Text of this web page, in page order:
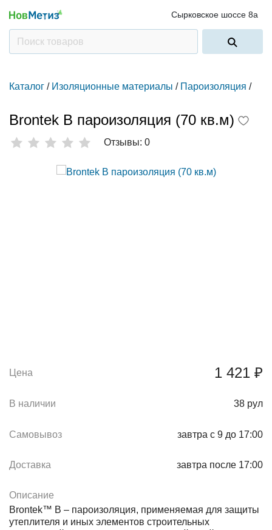
Сырковское шоссе 8а
Каталог / Изоляционные материалы / Пароизоляция /
Brontek В пароизоляция (70 кв.м)
Отзывы: 0
Цена 1 421 ₽
В наличии 38 рул
Самовывоз завтра с 9 до 17:00
Доставка завтра после 17:00
Описание
Brontek™ B – пароизоляция, применяемая для защиты
утеплителя и иных элементов строительных